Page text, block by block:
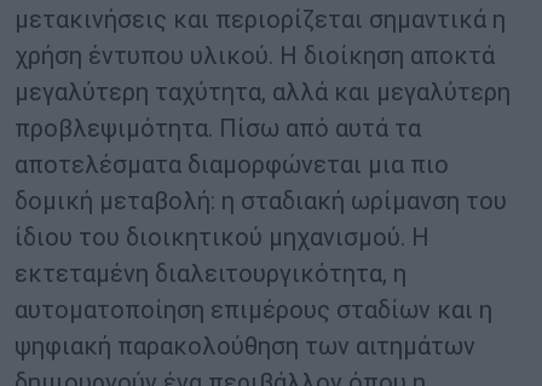
μετακινήσεις και περιορίζεται σημαντικά η
χρήση έντυπου υλικού. Η διοίκηση αποκτά
μεγαλύτερη ταχύτητα, αλλά και μεγαλύτερη
προβλεψιμότητα. Πίσω από αυτά τα
αποτελέσματα διαμορφώνεται μια πιο
δομική μεταβολή: η σταδιακή ωρίμανση του
ίδιου του διοικητικού μηχανισμού. Η
εκτεταμένη διαλειτουργικότητα, η
αυτοματοποίηση επιμέρους σταδίων και η
ψηφιακή παρακολούθηση των αιτημάτων